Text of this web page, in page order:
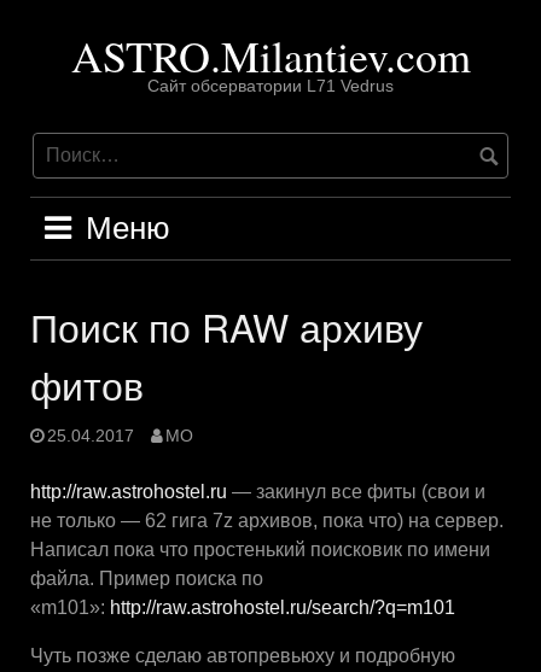
содержимомуASTRO.Milantiev.com
Сайт обсерватории L71 Vedrus
Меню
Поиск по RAW архиву
фитов
25.04.2017 MO
http://raw.astrohostel.ru — закинул все фиты (свои и
не только — 62 гига 7z архивов, пока что) на сервер.
Написал пока что простенький поисковик по имени
файла. Пример поиска по
«m101»: http://raw.astrohostel.ru/search/?q=m101
Чуть позже сделаю автопревьюху и подробную